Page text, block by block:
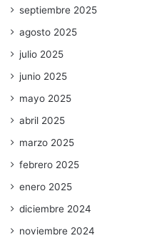
septiembre 2025
agosto 2025
julio 2025
junio 2025
mayo 2025
abril 2025
marzo 2025
febrero 2025
enero 2025
diciembre 2024
noviembre 2024